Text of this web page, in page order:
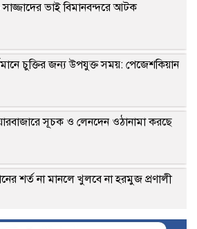
ভাই বিমানবন্দরে আটক
চুক্তির জন্য উপযুক্ত সময়: পেজেশকিয়ান
সূচক ও লেনদেন ওঠানামা করছে
শর্ত না মানলে খুলবে না হরমুজ প্রণালী